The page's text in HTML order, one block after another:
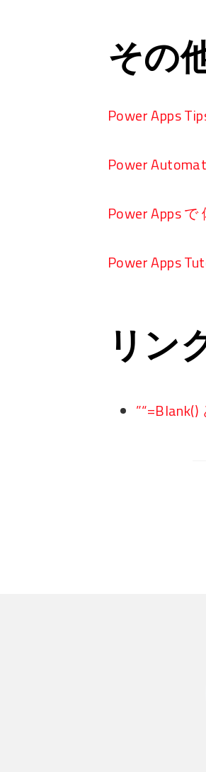
その
Power Apps
Power
Power Apps
Power Apps
リン